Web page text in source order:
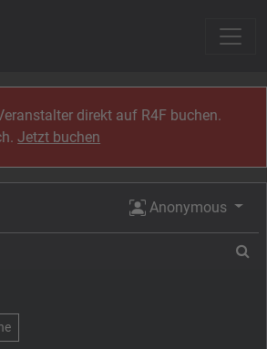
direkt auf R4F buchen.
Jetzt buchen
Anonymous